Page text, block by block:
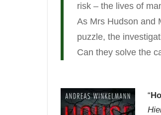
risk – the lives of
As Mrs Hudson and
puzzle, the
Can they solve the
“